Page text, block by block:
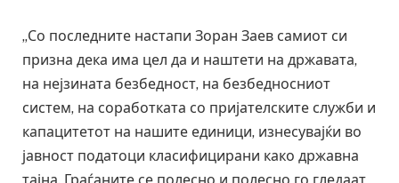
„Со последните настапи Зоран Заев самиот си
призна дека има цел да и наштети на државата,
на нејзината безбедност, на безбедносниот
систем, на соработката со пријателските служби и
капацитетот на нашите единици, изнесувајќи во
јавност податоци класифицирани како државна